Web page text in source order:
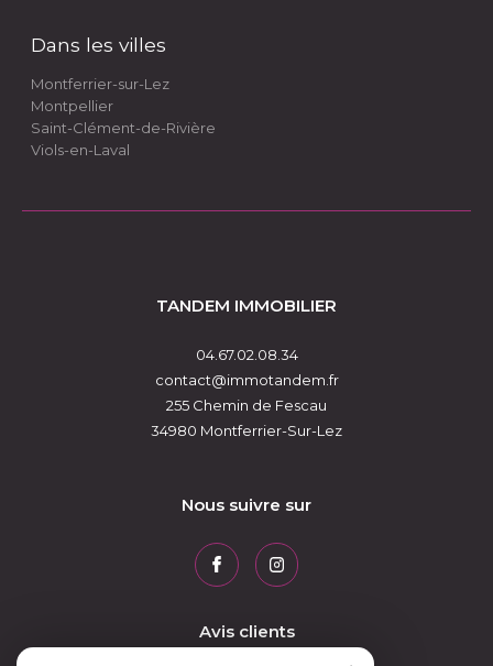
Dans les villes
Montferrier-sur-Lez
Montpellier
Saint-Clément-de-Rivière
Viols-en-Laval
TANDEM IMMOBILIER
04.67.02.08.34
contact@immotandem.fr
255 Chemin de Fescau
34980
Montferrier-Sur-Lez
Nous suivre sur
Avis clients